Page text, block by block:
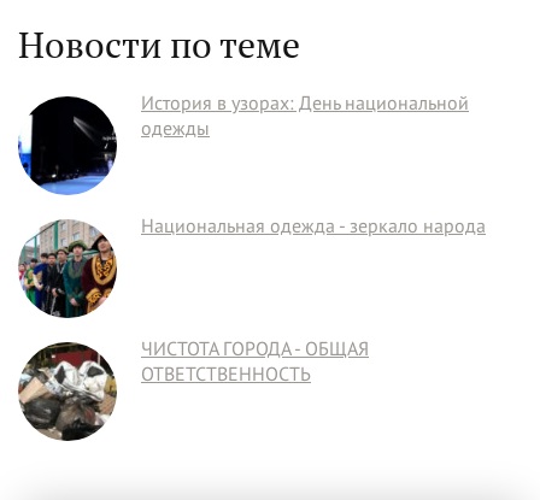
Новости по теме
История в узорах: День национальной
одежды
Национальная одежда - зеркало народа
ЧИСТОТА ГОРОДА - ОБЩАЯ
ОТВЕТСТВЕННОСТЬ